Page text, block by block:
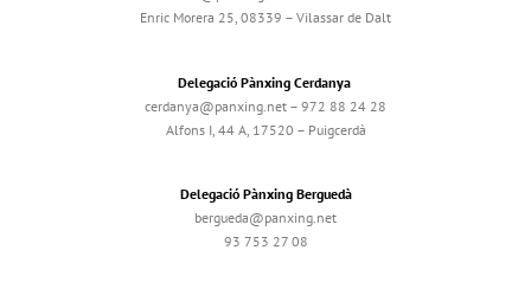
Enric Morera 25, 08339 – Vilassar de Dalt
Delegació Pànxing Cerdanya
cerdanya@panxing.net – 972 88 24 28
Alfons I, 44 A, 17520 – Puigcerdà
Delegació Pànxing Berguedà
bergueda@panxing.net
93 753 27 08